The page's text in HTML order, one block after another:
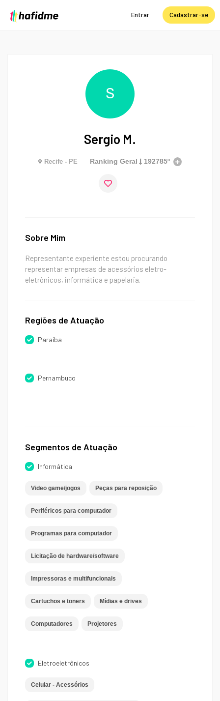
Entrar Cadastrar-se
S
Sergio M.
Recife - PE Ranking Geral 192785º
Sobre Mim
Representante experiente estou procurando
representar empresas de acessórios eletro-
eletrônicos, informática e papelaria.
Regiões de Atuação
Paraíba
Pernambuco
Segmentos de Atuação
Informática
Video game/jogos Peças para reposição
Periféricos para computador
Programas para computador
Licitação de hardware/software
Impressoras e multifuncionais
Cartuchos e toners Mídias e drives
Computadores Projetores
Eletroeletrônicos
Celular - Acessórios